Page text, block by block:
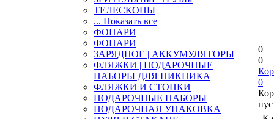
ТЕЛЕСКОПЫ
... Показать все
ФОНАРИ
ФОНАРИ
ЗАРЯДНОЕ | АККУМУЛЯТОРЫ
ФЛЯЖКИ | ПОДАРОЧНЫЕ
НАБОРЫ ДЛЯ ПИКНИКА
ФЛЯЖКИ И СТОПКИ
ПОДАРОЧНЫЕ НАБОРЫ
ПОДАРОЧНАЯ УПАКОВКА
0
0
0